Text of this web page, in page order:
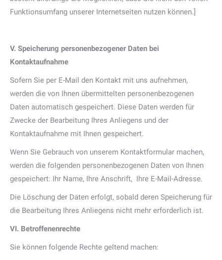
Funktionsumfang unserer Internetseiten nutzen können.]
V. Speicherung personenbezogener Daten bei
Kontaktaufnahme
Sofern Sie per E-Mail den Kontakt mit uns aufnehmen,
werden die von Ihnen übermittelten personenbezogenen
Daten automatisch gespeichert. Diese Daten werden für
Zwecke der Bearbeitung Ihres Anliegens und der
Kontaktaufnahme mit Ihnen gespeichert.
Wenn Sie Gebrauch von unserem Kontaktformular machen,
werden die folgenden personenbezogenen Daten von Ihnen
gespeichert: Ihr Name, Ihre Anschrift, Ihre E-Mail-Adresse.
Die Löschung der Daten erfolgt, sobald deren Speicherung für
die Bearbeitung Ihres Anliegens nicht mehr erforderlich ist.
VI. Betroffenenrechte
Sie können folgende Rechte geltend machen: